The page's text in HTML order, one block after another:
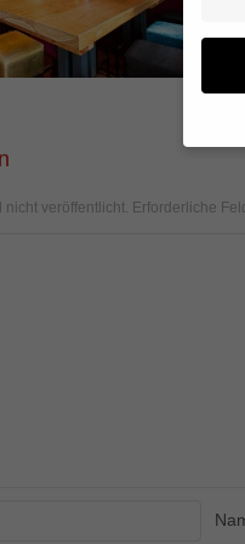
veröffentlicht. Erforderliche